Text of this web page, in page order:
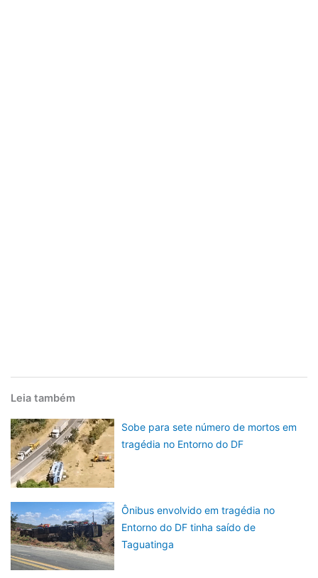
Leia também
Sobe para sete número de mortos em
tragédia no Entorno do DF
Ônibus envolvido em tragédia no
Entorno do DF tinha saído de
Taguatinga